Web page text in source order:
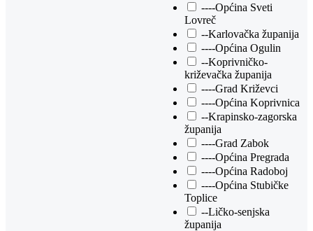
----Općina Sveti
Lovreč
--Karlovačka županija
----Općina Ogulin
--Koprivničko-
križevačka županija
----Grad Križevci
----Općina Koprivnica
--Krapinsko-zagorska
županija
----Grad Zabok
----Općina Pregrada
----Općina Radoboj
----Općina Stubičke
Toplice
--Ličko-senjska
županija